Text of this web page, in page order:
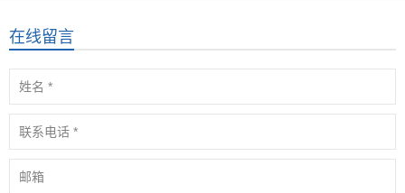
在线留言